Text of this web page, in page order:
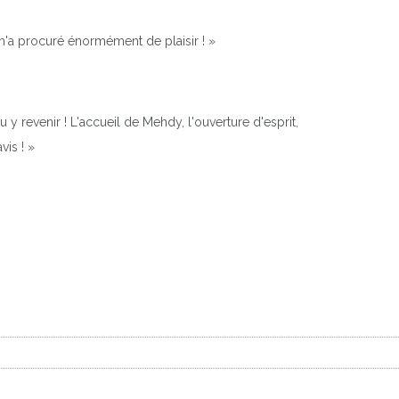
procuré énormément de plaisir ! »
revenir ! L'accueil de Mehdy, l'ouverture d'esprit,
! »